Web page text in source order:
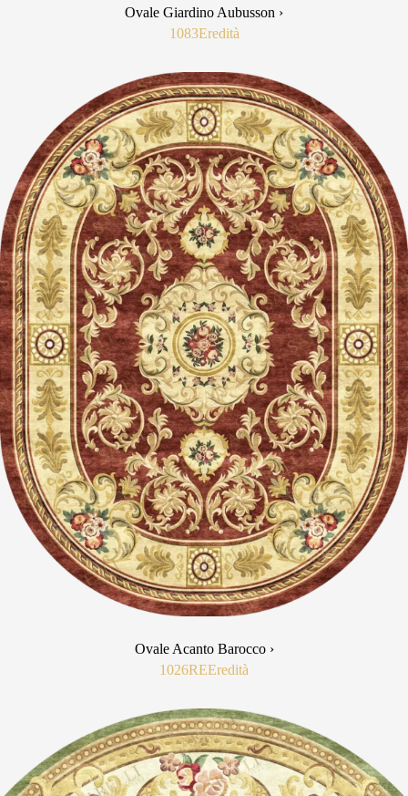
Ovale Giardino Aubusson ›
1083Eredità
Ovale Acanto Barocco ›
1026REEredità